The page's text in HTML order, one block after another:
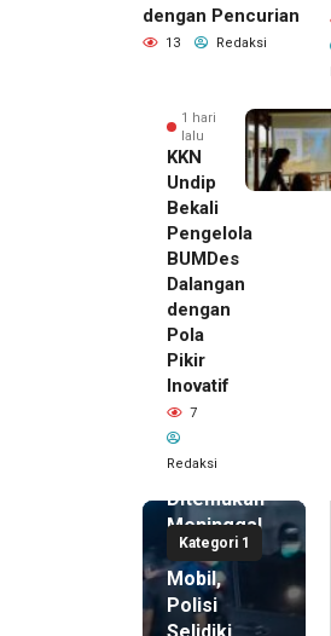
dengan Pencurian
13 Redaksi
1 hari
lalu
KKN
Undip
Bekali
Pengelola
BUMDes
Dalangan
dengan
Pola
Pikir
Inovatif
7
Redaksi
Kategori 1
Pemilik
Royal
Phone
Ditemukan
Meninggal
di Dalam
Mobil,
Polisi